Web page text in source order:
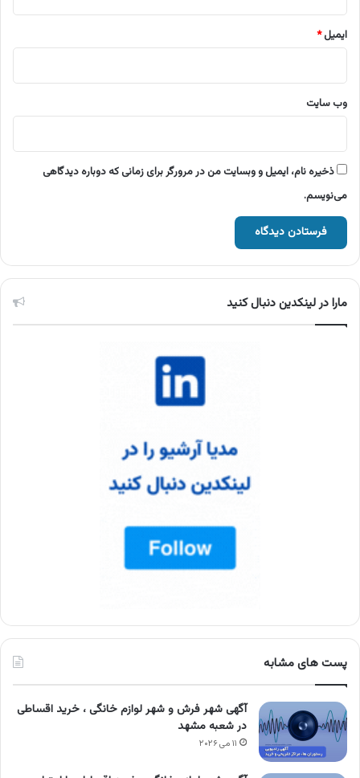
ایمیل*
وب‌ سایت
ذخیره نام، ایمیل و وبسایت من در مرورگر برای زمانی که دوباره دیدگاهی
می‌نویسم.
مارا در لینکدین دنبال کنید
پست های مشابه
آگهی شهر فرش و شهر لوازم خانگی ، خرید اقساطی
در شعبه مشهد
۱۱ می ۲۰۲۶